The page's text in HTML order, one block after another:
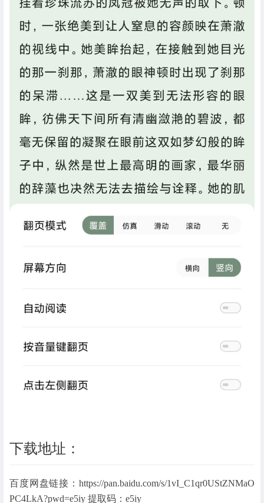
下载地址：
百度网盘链接：https://pan.baidu.com/s/1vI_C1qr0UStZNMaO
PC4LkA?pwd=e5iy 提取码：e5iy